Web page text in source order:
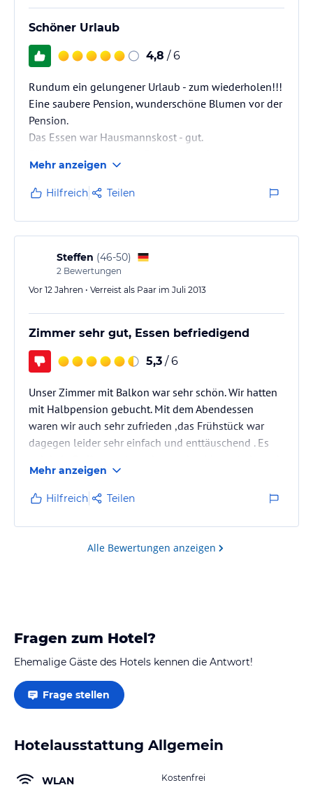
Schöner Urlaub
4,8 / 6
Rundum ein gelungener Urlaub - zum wiederholen!!!
Eine saubere Pension, wunderschöne Blumen vor der
Pension.
Das Essen war Hausmannskost - gut.
Mehr anzeigen
Hilfreich Teilen
Steffen (46-50)
2 Bewertungen
Vor 12 Jahren • Verreist als Paar im Juli 2013
Zimmer sehr gut, Essen befriedigend
5,3 / 6
Unser Zimmer mit Balkon war sehr schön. Wir hatten
mit Halbpension gebucht. Mit dem Abendessen
waren wir auch sehr zufrieden ,das Frühstück war
dagegen leider sehr einfach und enttäuschend . Es
Butter, jeden Morgen das selbe Wurst-und
Käseangebot, das Frühstücksei musste man sich
fordern. Terasse konnte man leider beim Essen nicht
benutzen.Wer sich im Urlaub verwöhnen lassen
möchte, sollte doch ein bisschen mehr Geld
Mehr anzeigen
Hilfreich Teilen
Alle Bewertungen anzeigen
Fragen zum Hotel?
Ehemalige Gäste des Hotels kennen die Antwort!
Frage stellen
Hotelausstattung Allgemein
WLAN Kostenfrei